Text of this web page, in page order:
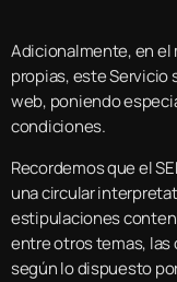
Adicionalmente, en el
propias, este
web, poniendo
condiciones.
Recordemos que el
una circular
estipulaciones
entre otros temas, las
según lo dispuesto